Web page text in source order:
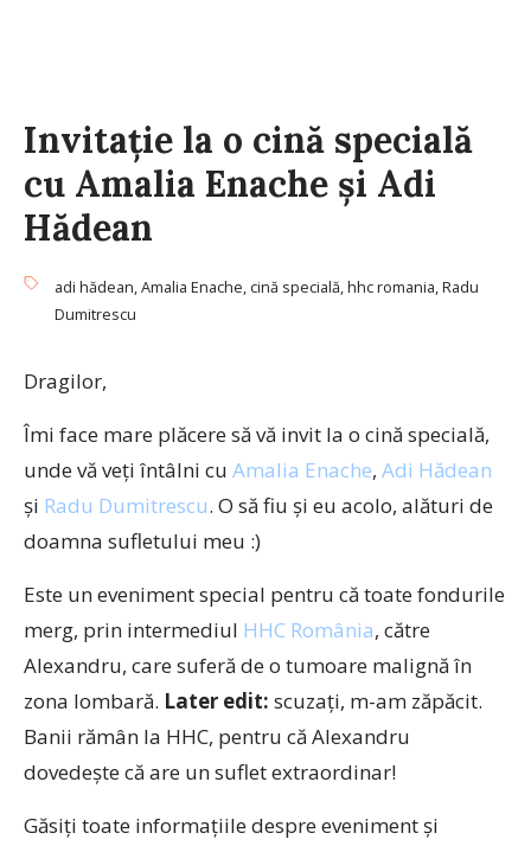
Invitaţie la o cină specială
cu Amalia Enache şi Adi
Hădean
adi hădean,Amalia Enache, cină specială,hhc romania,Radu
Dumitrescu
Dragilor,
Îmi face mare plăcere să vă invit la o cină specială,
unde vă veţi întâlni cu Amalia Enache, Adi Hădean
şi Radu Dumitrescu. O să fiu şi eu acolo, alături de
doamna sufletului meu :)
Este un eveniment special pentru că toate fondurile
merg, prin intermediul HHC România, către
Alexandru, care suferă de o tumoare malignă în
zona lombară. Later edit: scuzaţi, m-am zăpăcit.
Banii rămân la HHC, pentru că Alexandru
dovedeşte că are un suflet extraordinar!
Găsiţi toate informaţiile despre eveniment şi